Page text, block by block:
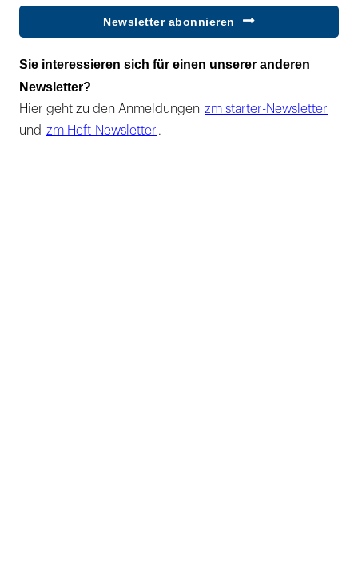
Newsletter abonnieren
Sie interessieren sich für einen unserer anderen
Newsletter?
Hier geht zu den Anmeldungen zm starter-Newsletter
und zm Heft-Newsletter .